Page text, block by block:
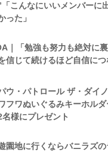
「こんなにいいメンバーに
った」
｜「勉強も努力も絶対に
信じて続けるほど自信につ
パウ・パトロール ザ・ダイ
フワぬいぐるみキーホルダ
名様にプレゼント
遊園地に行くならバニラズ